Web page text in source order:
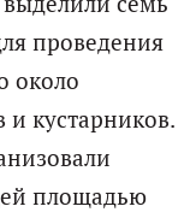
проведения
около
и кустарников.
площадью